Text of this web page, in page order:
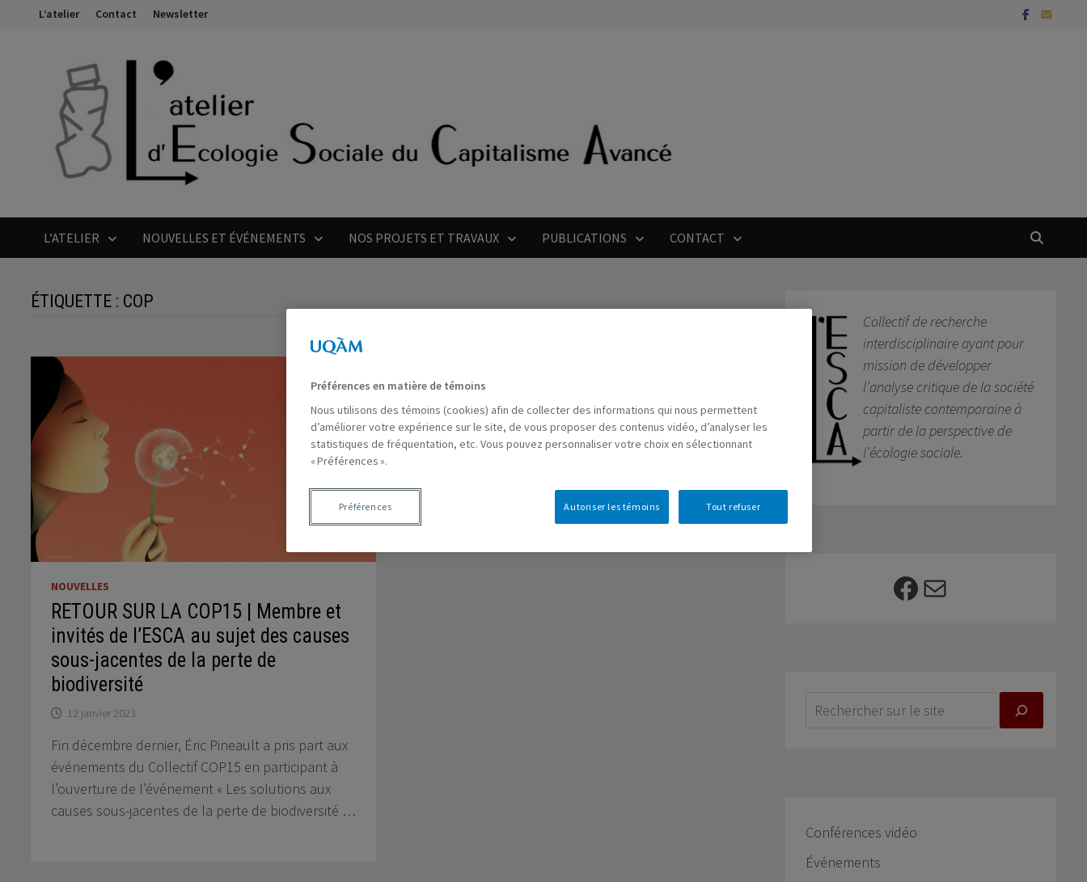
L’atelier Contact Newsletter
L’ATELIER NOUVELLES ET ÉVÉNEMENTS NOS PROJETS ET TRAVAUX PUBLICATIONS CONTACT
ÉTIQUETTE : COP
NOUVELLES
RETOUR SUR LA COP15 | Membre et
invités de l’ESCA au sujet des causes
sous-jacentes de la perte de
biodiversité
12 janvier 2023
Fin décembre dernier, Éric Pineault a pris part aux
événements du Collectif COP15 en participant à
l’ouverture de l’événement « Les solutions aux
causes sous-jacentes de la perte de biodiversité …
Collectif de recherche
interdisciplinaire ayant pour
mission de développer
l’analyse critique de la société
capitaliste contemporaine à
partir de la perspective de
l’écologie sociale.
Facebook
E-mail
Conférences vidéo
Événements
Préférences en matière de témoins
Nous utilisons des témoins (cookies) afin de collecter des informations qui nous permettent
d’améliorer votre expérience sur le site, de vous proposer des contenus vidéo, d’analyser les
statistiques de fréquentation, etc. Vous pouvez personnaliser votre choix en sélectionnant
« Préférences ».
Tout refuser
Autoriser les témoins
Préférences